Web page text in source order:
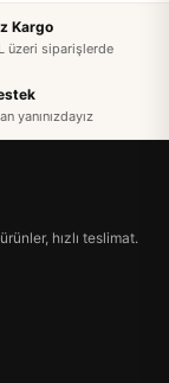
Kargo
üzeri siparişlerde
yanınızdayız
hızlı teslimat.